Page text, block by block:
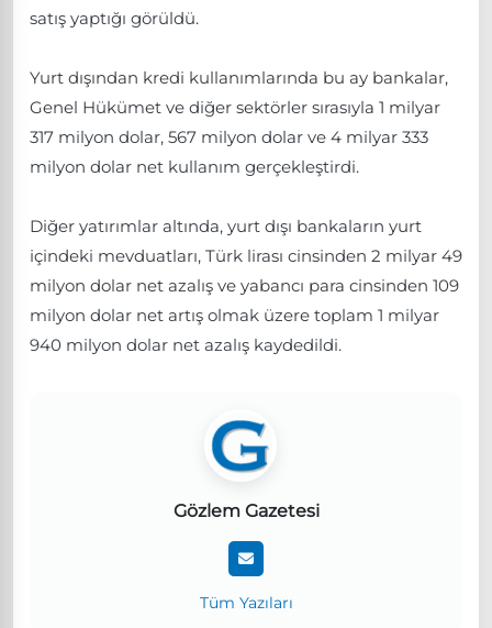
satış yaptığı görüldü.
Yurt dışından kredi kullanımlarında bu ay bankalar,
Genel Hükümet ve diğer sektörler sırasıyla 1 milyar
317 milyon dolar, 567 milyon dolar ve 4 milyar 333
milyon dolar net kullanım gerçekleştirdi.
Diğer yatırımlar altında, yurt dışı bankaların yurt
içindeki mevduatları, Türk lirası cinsinden 2 milyar 49
milyon dolar net azalış ve yabancı para cinsinden 109
milyon dolar net artış olmak üzere toplam 1 milyar
940 milyon dolar net azalış kaydedildi.
Gözlem Gazetesi
Tüm Yazıları